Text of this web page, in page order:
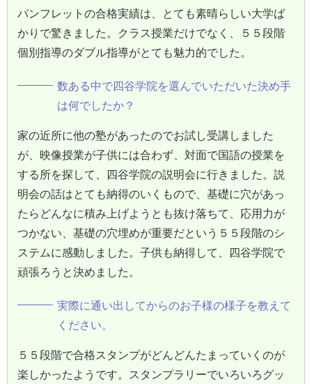
パンフレットの合格実績は、とても素晴らしい大学ば
かりで驚きました。クラス授業だけでなく、５５段階
個別指導のダブル指導がとても魅力的でした。
数ある中で四谷学院を選んでいただいた決め手
は何でしたか？
家の近所に他の塾があったのでお試し受講しました
が、映像授業が子供には合わず、対面で国語の授業を
する所を探して、四谷学院の説明会に行きました。説
明会の話はとても納得のいくもので、基礎に穴があっ
たらどんなに積み上げようとも抜け落ちて、応用力が
つかない、基礎の穴埋めが重要だという５５段階のシ
ステムに感動しました。子供も納得して、四谷学院で
頑張ろうと決めました。
実際に通い出してからのお子様の様子を教えて
ください。
５５段階で合格スタンプがどんどんたまっていくのが
楽しかったようです。スタンプラリーでいろいろグッ